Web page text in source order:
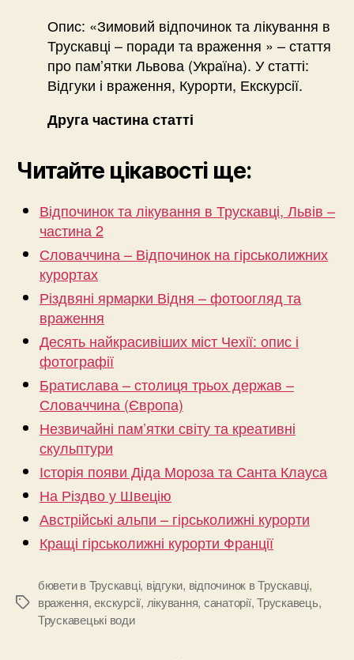
Опис: «Зимовий відпочинок та лікування в
Трускавці – поради та враження » – стаття
про пам’ятки Львова (Україна). У статті:
Відгуки і враження, Курорти, Екскурсії.
Друга частина статті
Читайте цікавості ще:
Відпочинок та лікування в Трускавці, Львів –
частина 2
Словаччина – Відпочинок на гірськолижних
курортах
Різдвяні ярмарки Відня – фотоогляд та
враження
Десять найкрасивіших міст Чехії: опис і
фотографії
Братислава – столиця трьох держав –
Словаччина (Європа)
Незвичайні пам’ятки світу та креативні
скульптури
Історія появи Діда Мороза та Санта Клауса
На Різдво у Швецію
Австрійські альпи – гірськолижні курорти
Кращі гірськолижні курорти Франції
Позначки
бювети в Трускавці, відгуки, відпочинок в Трускавці,
враження,екскурсії, лікування, санаторії,Трускавець,
Трускавецькі води